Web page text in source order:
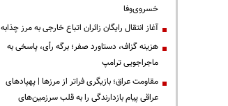
خسروی‌وفا
آغاز انتقال رایگان زائران اتباع خارجی به مرز چذابه
هزینه گزاف، دستاورد صفر؛ برگه رأی، پاسخی به
ماجراجویی ترامپ
مقاومت عراق؛ بازیگری فراتر از مرزها | پهپادهای
عراقی پیام بازدارندگی را به قلب سرزمین‌های